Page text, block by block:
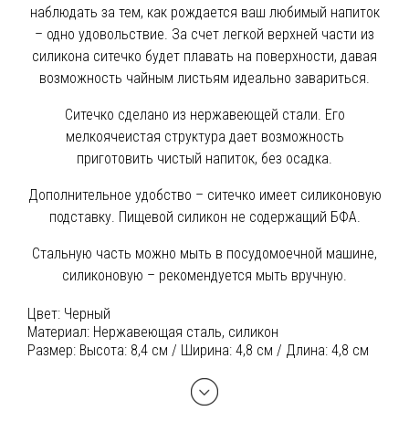
наблюдать за тем, как рождается ваш любимый напиток
– одно удовольствие. За счет легкой верхней части из
силикона ситечко будет плавать на поверхности, давая
возможность чайным листьям идеально завариться.
Ситечко сделано из нержавеющей стали. Его
мелкоячеистая структура дает возможность
приготовить чистый напиток, без осадка.
Дополнительное удобство – ситечко имеет силиконовую
подставку. Пищевой силикон не содержащий БФА.
Стальную часть можно мыть в посудомоечной машине,
силиконовую – рекомендуется мыть вручную.
Цвет: Черный
Материал: Нержавеющая сталь, силикон
Размер: Высота: 8,4 см / Ширина: 4,8 см / Длина: 4,8 см